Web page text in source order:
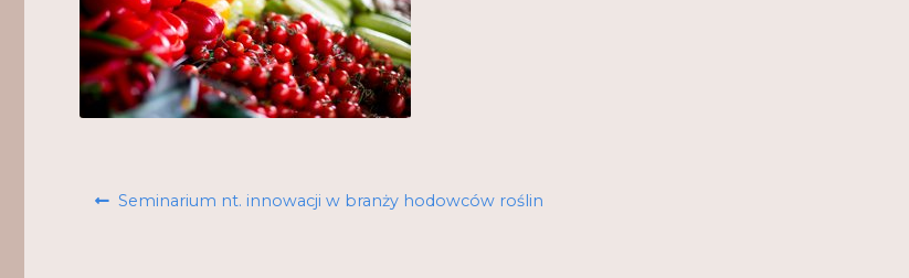
Nawigacja
Poprzedni
Seminarium nt. innowacji w branży hodowców roślin